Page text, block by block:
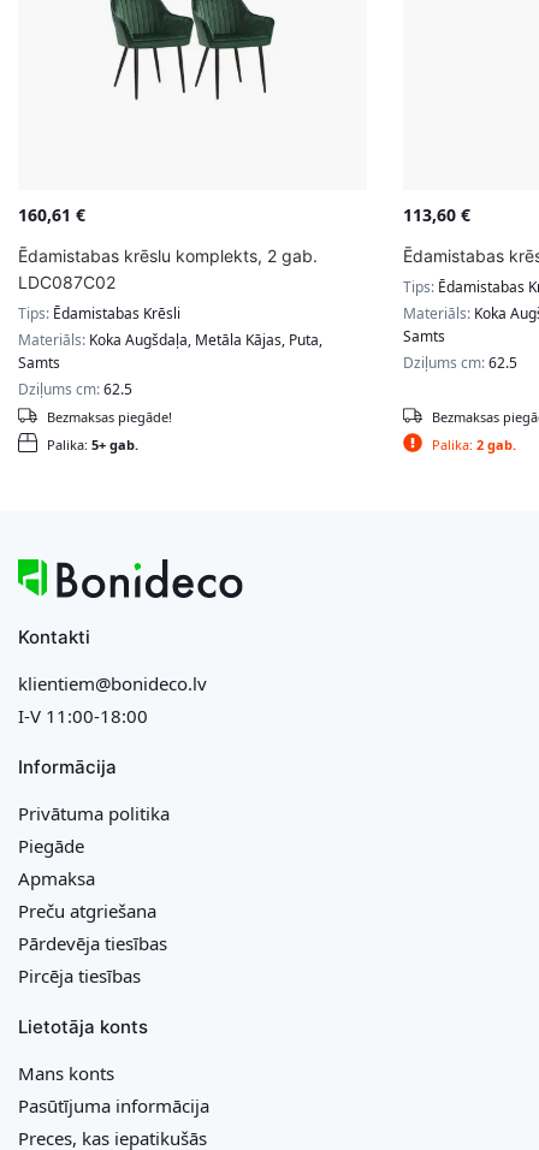
160,61 €
Ēdamistabas krēslu komplekts, 2 gab.
LDC087C02
Tips: Ēdamistabas Krēsli
Materiāls: Koka Augšdaļa, Metāla Kājas, Puta,
Samts
Dziļums cm:62.5
Palika: 5+ gab.
Bezmaksas piegāde!
113,60 €
Ēdamistabas
Tips: Ēdamistabas
Materiāls: Koka
Samts
Dziļums cm:62.5
Palika: 2 gab.
Bezmaksas
Kontakti
klientiem@bonideco.lv
I-V 11:00-18:00
Informācija
Privātuma politika
Piegāde
Apmaksa
Preču atgriešana
Pārdevēja tiesības
Pircēja tiesības
Lietotāja konts
Mans konts
Pasūtījuma informācija
Preces, kas iepatikušās